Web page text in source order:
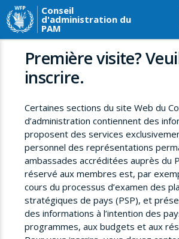
Conseil
d'administration du
PAM
Première visite?
inscrire.
Certaines sections du site Web du
d’administration contiennent des
proposent des services
personnel des représentations
ambassades accréditées auprès du
réservé aux membres est, par
cours du processus d’examen des
stratégiques de pays (PSP), et
des informations à l’intention des
programmes, aux budgets et aux